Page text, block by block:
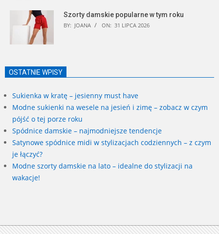
Szorty damskie popularne w tym roku
BY: JOANA ON: 31 LIPCA 2026
OSTATNIE WPISY
Sukienka w kratę – jesienny must have
Modne sukienki na wesele na jesień i zimę – zobacz w czym
pójść o tej porze roku
Spódnice damskie – najmodniejsze tendencje
Satynowe spódnice midi w stylizacjach codziennych – z czym
je łączyć?
Modne szorty damskie na lato – idealne do stylizacji na
wakacje!